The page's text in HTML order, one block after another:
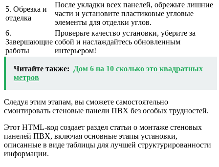
5. Обрезка и
отделка
После укладки всех панелей, обрежьте лишние
части и установите пластиковые угловые
элементы для отделки углов.
6.
Завершающие
работы
Проверьте качество установки, уберите за
собой и наслаждайтесь обновленным
интерьером!
Читайте также:
Дом 6 на 10 сколько это квадратных
метров
Следуя этим этапам, вы сможете самостоятельно
смонтировать стеновые панели ПВХ без особых трудностей.
Этот HTML-код создает раздел статьи о монтаже стеновых
панелей ПВХ, включая основные этапы установки,
описанные в виде таблицы для лучшей структурированности
информации.